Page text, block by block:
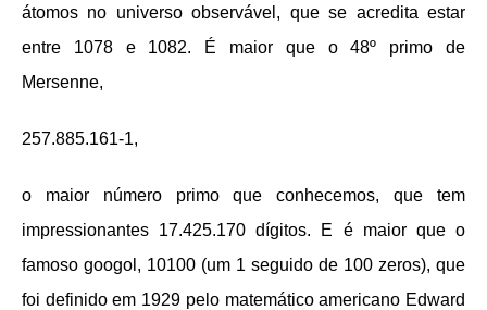
átomos no universo observável, que se acredita estar
entre 1078 e 1082. É maior que o 48º primo de
Mersenne,
257.885.161-1,
o maior número primo que conhecemos, que tem
impressionantes 17.425.170 dígitos. E é maior que o
famoso googol, 10100 (um 1 seguido de 100 zeros), que
foi definido em 1929 pelo matemático americano Edward